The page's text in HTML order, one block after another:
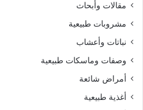
مقالات وأبحاث
مشروبات طبيعية
نباتات وأعشاب
وصفات وماسكات طبيعية
أمراض شائعة
أغذية طبيعية